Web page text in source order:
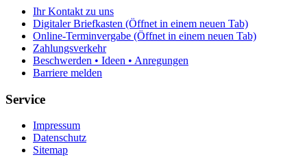
Ihr Kontakt zu uns
Digitaler Briefkasten (Öffnet in einem neuen Tab)
Online-Terminvergabe (Öffnet in einem neuen Tab)
Zahlungsverkehr
Beschwerden • Ideen • Anregungen
Barriere melden
Service
Impressum
Datenschutz
Sitemap